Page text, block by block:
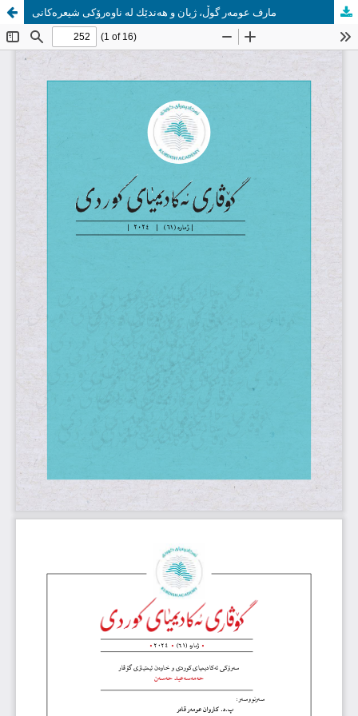
مارف عومه‌ر گوڵ، ژیان و هه‌ندێك له‌ ناوه‌رۆ‌كی شیعره‌كانی
گۆڤاری ئەکادیمیای کوردی ٢٠٠٢-٢٠٢٥